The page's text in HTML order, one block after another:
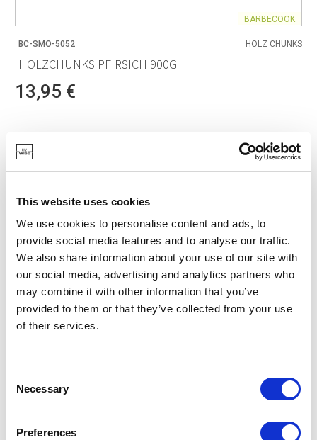
This website uses cookies
We use cookies to personalise content and ads, to
provide social media features and to analyse our traffic.
We also share information about your use of our site with
our social media, advertising and analytics partners who
may combine it with other information that you’ve
provided to them or that they’ve collected from your use
of their services.
Selection
Necessary
Preferences
BARBECOOK
BC-SMO-5052 HOLZ CHUNKS
HOLZCHUNKS PFIRSICH 900G
13,95 €
VORRÄTIG
EIGENE MARKE
NEU